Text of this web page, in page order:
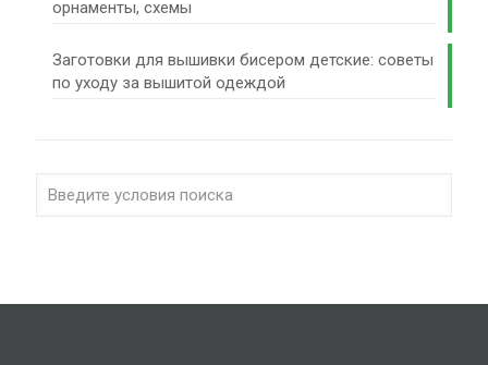
орнаменты, схемы
Заготовки для вышивки бисером детские: советы
по уходу за вышитой одеждой